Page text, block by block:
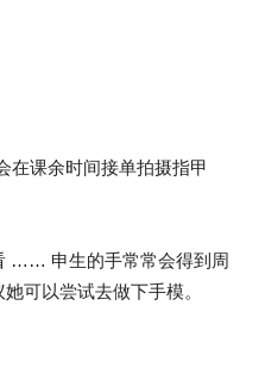
在课余时间接单拍摄指甲
…… 申生的手常常会得到周
可以尝试去做下手模。